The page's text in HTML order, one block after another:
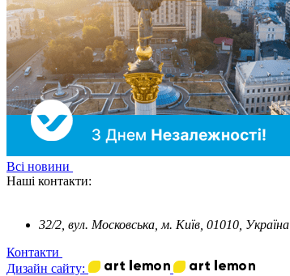
Всі новини
Наші контакти:
32/2, вул. Московська, м. Київ, 01010, Україна
Контакти
Дизайн сайту: